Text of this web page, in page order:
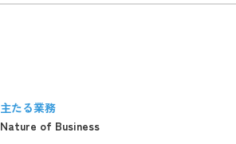
主たる業務
Nature of Business